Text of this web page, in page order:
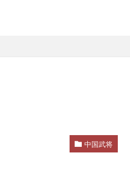
中国武将